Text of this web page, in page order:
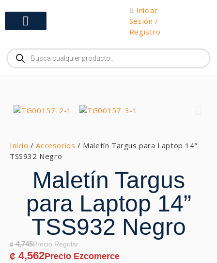
Iniciar
Sesión /
Registro
Inicio /Accesorios / Maletín Targus para Laptop 14”
TSS932 Negro
Maletín Targus
para Laptop 14”
TSS932 Negro
₡4,745
₡ 4,562